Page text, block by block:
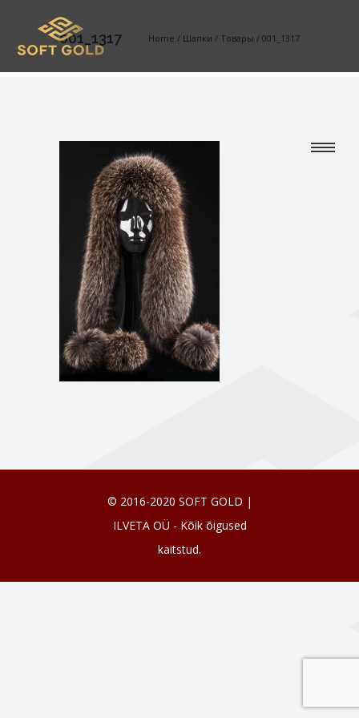
001_1317 Home / Шапки / Товары / 001_1317
© 2016-2020 SOFT GOLD |
ILVETA OÜ - Kõik õigused
kaitstud.